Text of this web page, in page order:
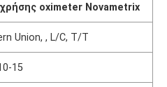
oximeter Novametrix
Union, , L/C, T/T
15